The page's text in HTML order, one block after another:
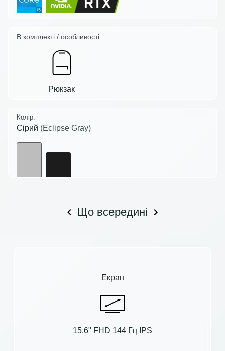
В комплекті / особливості:
Рюкзак
Колір:
Сірий (Eclipse Gray)
Що всередині
Екран
15.6" FHD 144 Гц IPS